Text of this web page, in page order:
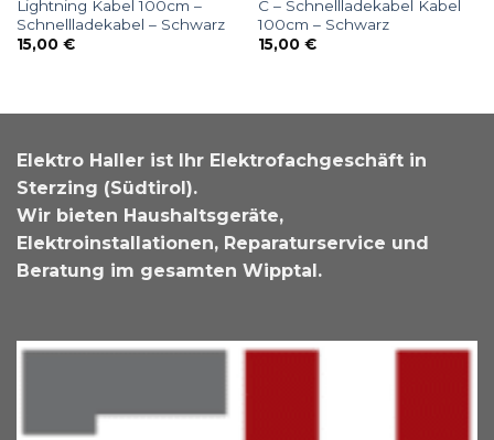
Lightning Kabel 100cm –
Schnellladekabel – Schwarz
15,00 €
C – Schnellladekabel Kabel
100cm – Schwarz
15,00 €
Elektro Haller ist Ihr Elektrofachgeschäft in
Sterzing (Südtirol).
Wir bieten Haushaltsgeräte,
Elektroinstallationen, Reparaturservice und
Beratung im gesamten Wipptal.